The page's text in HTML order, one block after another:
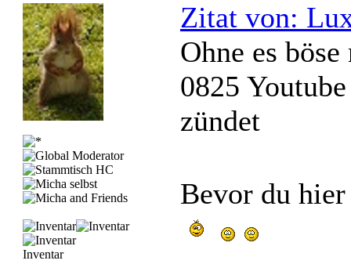
Inventar
Zitat von:
Ohne es
0825
zündet
Bevor du